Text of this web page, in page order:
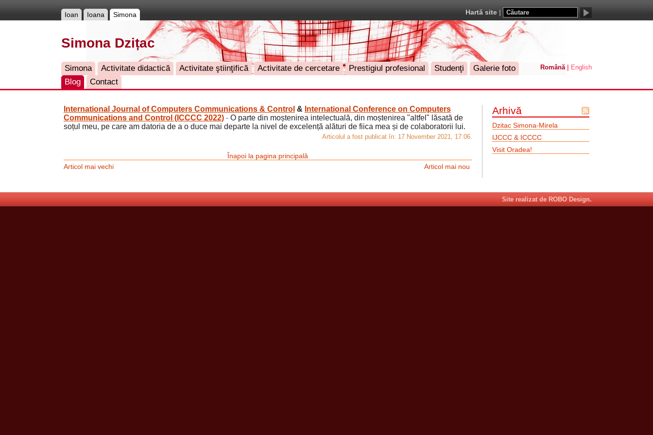
Ioan Ioana Simona Hartă site
Simona Dzițac
Română English
Simona Activitate didactică Activitate ştiinţifică Activitate de cercetare Prestigiul profesional Studenţi
Galerie foto
Blog
Contact
Arhivă
Dzitac Simona-Mirela
IJCCC & ICCCC
Visit Oradea!
International Journal of Computers Communications & Control & International Conference on Computers
Communications and Control (ICCCC 2022)- O parte din moștenirea intelectuală, din moștenirea "altfel" lăsată de
soțul meu, pe care am datoria de a o duce mai departe la nivel de excelență alături de fiica mea și de colaboratorii lui.
Articolul a fost publicat în: 17 November 2021, 17:06.
Înapoi la pagina principală
Articol mai vechi
Articol mai nou
Site realizat de ROBO Design.